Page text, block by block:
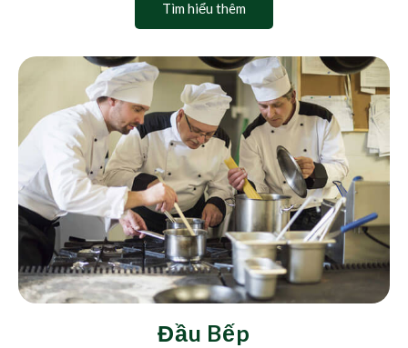
Tìm hiểu thêm
Đầu Bếp